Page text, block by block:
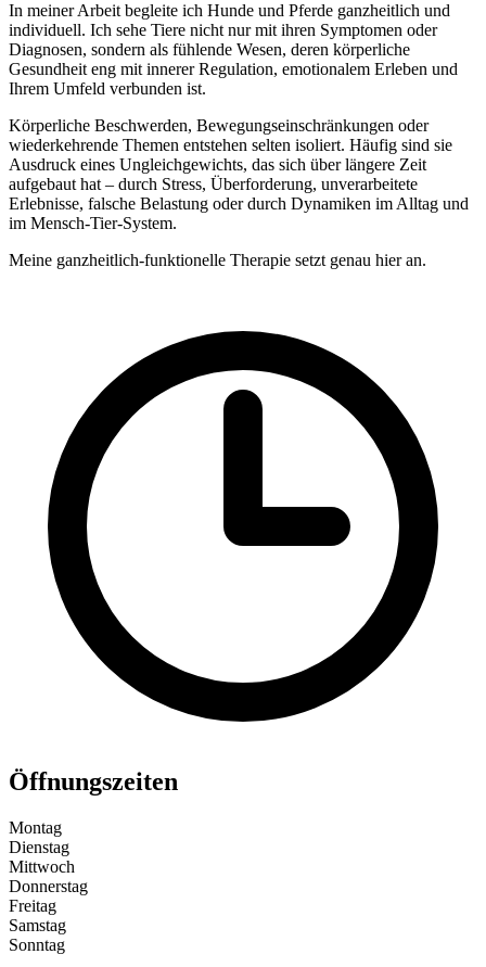
In meiner Arbeit begleite ich Hunde und Pferde ganzheitlich und
individuell. Ich sehe Tiere nicht nur mit ihren Symptomen oder
Diagnosen, sondern als fühlende Wesen, deren körperliche
Gesundheit eng mit innerer Regulation, emotionalem Erleben und
Ihrem Umfeld verbunden ist.
Körperliche Beschwerden, Bewegungseinschränkungen oder
wiederkehrende Themen entstehen selten isoliert. Häufig sind sie
Ausdruck eines Ungleichgewichts, das sich über längere Zeit
aufgebaut hat – durch Stress, Überforderung, unverarbeitete
Erlebnisse, falsche Belastung oder durch Dynamiken im Alltag und
im Mensch-Tier-System.
Meine ganzheitlich-funktionelle Therapie setzt genau hier an.
Öffnungszeiten
Montag
Dienstag
Mittwoch
Donnerstag
Freitag
Samstag
Sonntag